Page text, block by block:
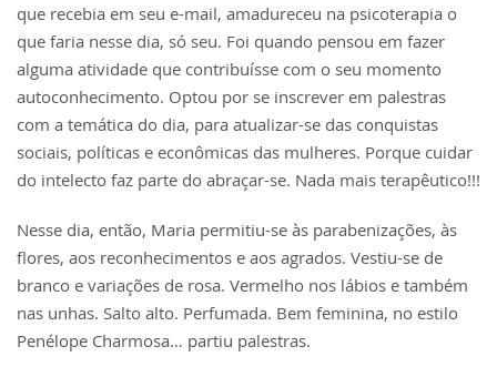
que recebia em seu e-mail, amadureceu na psicoterapia o
que faria nesse dia, só seu. Foi quando pensou em fazer
alguma atividade que contribuísse com o seu momento
autoconhecimento. Optou por se inscrever em palestras
com a temática do dia, para atualizar-se das conquistas
sociais, políticas e econômicas das mulheres. Porque cuidar
do intelecto faz parte do abraçar-se. Nada mais terapêutico!!!
Nesse dia, então, Maria permitiu-se às parabenizações, às
flores, aos reconhecimentos e aos agrados. Vestiu-se de
branco e variações de rosa. Vermelho nos lábios e também
nas unhas. Salto alto. Perfumada. Bem feminina, no estilo
Penélope Charmosa… partiu palestras.